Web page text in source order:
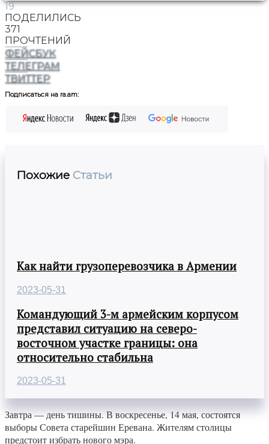
19
ПОДЕЛИЛИСЬ
371
ПРОЧТЕНИЙ
ФЕЙСБУК
ТЕЛЕГРАМ
ТВИТТЕР
Подписаться на ra.am:
Похожие Статьи
Как найти грузоперевозчика в Армении
2023-05-31
Командующий 3-м армейским корпусом
представил ситуацию на северо-
восточном участке границы: она
относительно стабильна
2023-05-31
Завтра — день тишины. В воскресенье, 14 мая, состоятся
выборы Совета старейшин Еревана. Жителям столицы
предстоит избрать нового мэра.